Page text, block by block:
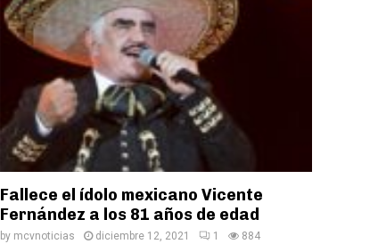
Fallece el ídolo mexicano Vicente
Fernández a los 81 años de edad
by mcvnoticias diciembre 12, 2021 1 884